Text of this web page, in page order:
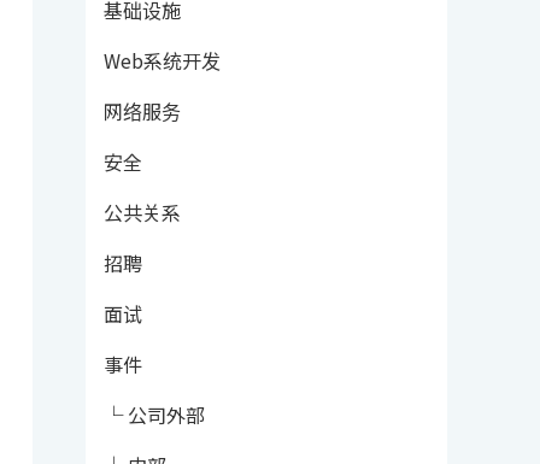
基础设施
Web系统开发
网络服务
安全
公共关系
招聘
面试
事件
└ 公司外部